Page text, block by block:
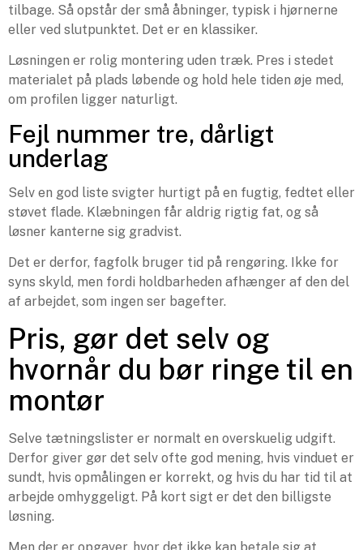
tilbage. Så opstår der små åbninger, typisk i hjørnerne
eller ved slutpunktet. Det er en klassiker.
Løsningen er rolig montering uden træk. Pres i stedet
materialet på plads løbende og hold hele tiden øje med,
om profilen ligger naturligt.
Fejl nummer tre, dårligt
underlag
Selv en god liste svigter hurtigt på en fugtig, fedtet eller
støvet flade. Klæbningen får aldrig rigtig fat, og så
løsner kanterne sig gradvist.
Det er derfor, fagfolk bruger tid på rengøring. Ikke for
syns skyld, men fordi holdbarheden afhænger af den del
af arbejdet, som ingen ser bagefter.
Pris, gør det selv og
hvornår du bør ringe til en
montør
Selve tætningslister er normalt en overskuelig udgift.
Derfor giver gør det selv ofte god mening, hvis vinduet er
sundt, hvis opmålingen er korrekt, og hvis du har tid til at
arbejde omhyggeligt. På kort sigt er det den billigste
løsning.